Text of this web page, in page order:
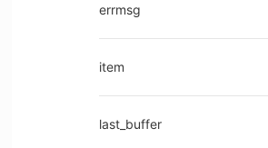
errmsg
item
last_buffer